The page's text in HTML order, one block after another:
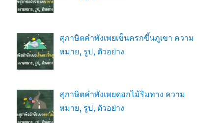
สุภาษิตคำพังเพยเข็นครกขึ้นภูเขา ความ
หมาย, รูป, ตัวอย่าง
สุภาษิตคำพังเพยดอกไม้ริมทาง ความ
หมาย, รูป, ตัวอย่าง